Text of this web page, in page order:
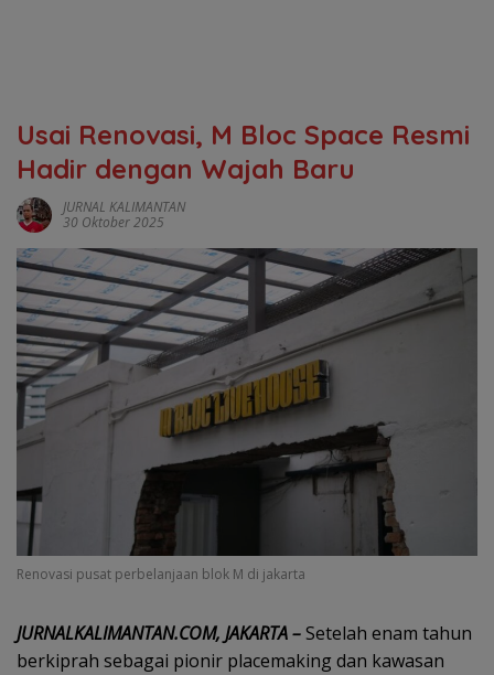
Usai Renovasi, M Bloc Space Resmi
Hadir dengan Wajah Baru
JURNAL KALIMANTAN
30 Oktober 2025
Renovasi pusat perbelanjaan blok M di jakarta
JURNALKALIMANTAN.COM, JAKARTA –Setelah enam tahun
berkiprah sebagai pionir placemaking dan kawasan